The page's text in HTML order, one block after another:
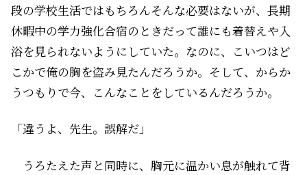
段の学校生活ではもちろんそんな必要はないが、長期
休暇中の学力強化合宿のときだって誰にも着替えや入
浴を見られないようにしていた。なのに、こいつはど
こかで俺の胸を盗み見たんだろうか。そして、からか
うつもりで今、こんなことをしているんだろうか。
「違うよ、先生。誤解だ」
うろたえた声と同時に、胸元に温かい息が触れて背